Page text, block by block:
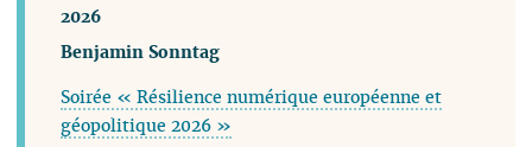
2026
Benjamin Sonntag
Soirée « Résilience numérique européenne et
géopolitique 2026 »